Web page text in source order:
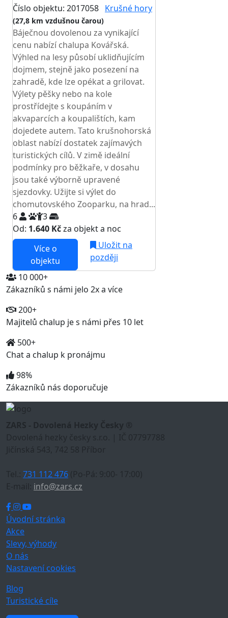
Číslo objektu: 2017058 Krušné hory
(27,8 km vzdušnou čarou)
Báječnou dovolenou za vynikající
cenu nabízí chalupa Kovářská.
Výhled na lesy působí uklidňujícím
dojmem, stejně jako posezení na
zahradě, kde lze opékat a grilovat.
Výlety pěšky nebo na kole
prostřídejte s koupáním v
akvaparcích a koupalištích, kam
dojedete autem. Tato krušnohorská
oblast nabízí dostatek zajímavých
turistických cílů. V zimě ideální
podmínky pro běžkaře, v dosahu
jsou také výborně upravené
sjezdovky. Užijte si výlet do
chomutovského Zooparku, na hrad...
6
3
Od: 1.640 Kčza objekt a noc
Více o
objektu
Uložit na
později
10 000+
Zákazníků s námi jelo 2x a více
200+
Majitelů chalup je s námi přes 10 let
500+
Chat a chalup k pronájmu
98%
Zákazníků nás doporučuje
ZARS - Dovolená Hezky Česky ®
Dovolená hezky česky s.r.o. | IČ 07797788
Jičínská 543, 742 58 Příbor
Tel.: 731 112 476 (Po-Pá: 9:00- 17:00)
E-mail: info@zars.cz
Úvodní stránka
Akce
Slevy, výhody
O nás
Nastavení cookies
Blog
Turistické cíle